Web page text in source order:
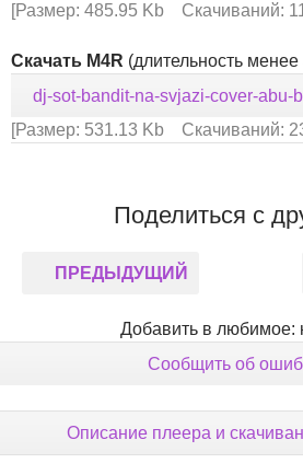
[Размер: 485.95 Kb Скачиваний:
Скачать M4R (длительность менее
dj-sot-bandit-na-svjazi-cover-abu-
[Размер: 531.13 Kb Скачиваний:
Поделиться с
ПРЕДЫДУЩИЙ
Добавить в любимое:
Сообщить об
Описание плеера и